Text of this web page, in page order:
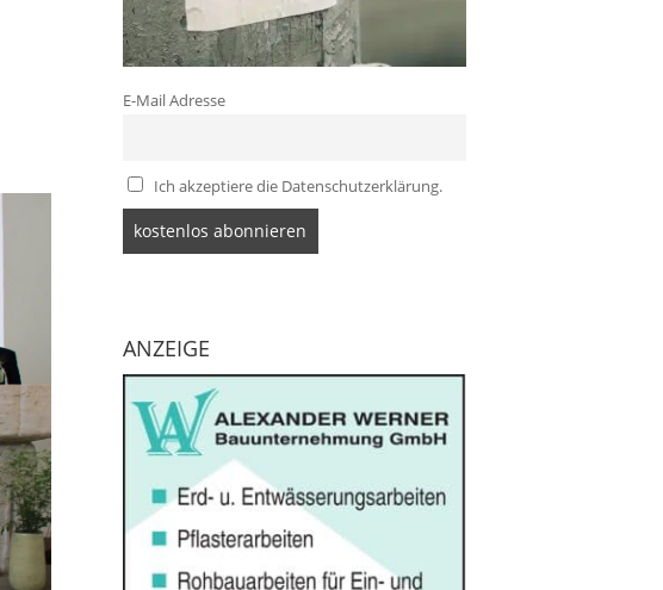
E-Mail Adresse
Ich akzeptiere die Datenschutzerklärung.
ANZEIGE